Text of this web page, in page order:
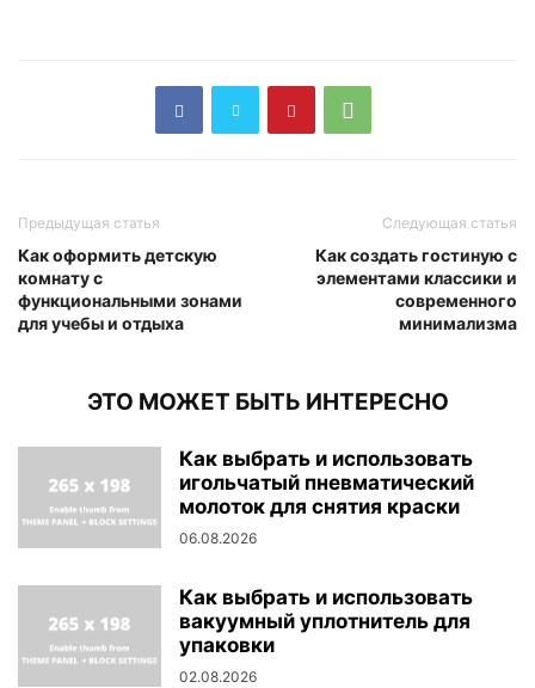
Предыдущая статья
Как оформить детскую
комнату с
функциональными зонами
для учебы и отдыха
Следующая статья
Как создать гостиную с
элементами классики и
современного
минимализма
ЭТО МОЖЕТ БЫТЬ ИНТЕРЕСНО
Как выбрать и использовать
игольчатый пневматический
молоток для снятия краски
06.08.2026
Как выбрать и использовать
вакуумный уплотнитель для
упаковки
02.08.2026